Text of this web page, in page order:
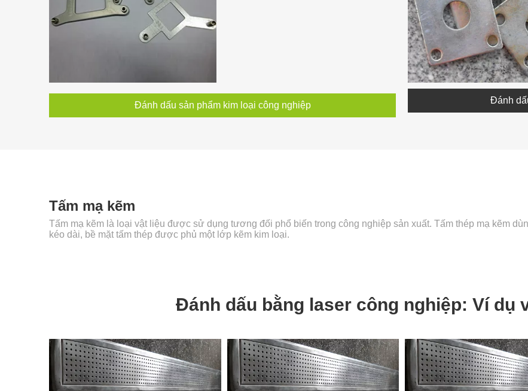
Đánh dấu sản phẩm kim loại công nghiệp Đánh
Tấm mạ kẽm
Tấm mạ kẽm là loại vật liệu được sử dụng tương đối phổ biến trong công nghiệp sản xuất. Tấm thép mạ kẽm
kéo dài, bề mặt tấm thép được phủ một lớp kẽm kim loại.
Đánh dấu bằng laser công nghiệp: Ví dụ